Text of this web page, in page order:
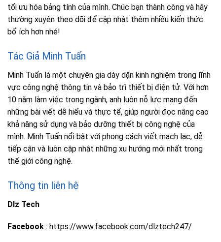
tối ưu hóa bảng tính của mình. Chúc bạn thành công và hãy
thường xuyên theo dõi để cập nhật thêm nhiều kiến thức
bổ ích hơn nhé!
Tác Giả Minh Tuấn
Minh Tuấn là một chuyên gia dày dặn kinh nghiệm trong lĩnh
vực công nghệ thông tin và bảo trì thiết bị điện tử. Với hơn
10 năm làm việc trong ngành, anh luôn nỗ lực mang đến
những bài viết dễ hiểu và thực tế, giúp người đọc nâng cao
khả năng sử dụng và bảo dưỡng thiết bị công nghệ của
mình. Minh Tuấn nổi bật với phong cách viết mạch lạc, dễ
tiếp cận và luôn cập nhật những xu hướng mới nhất trong
thế giới công nghệ.
Thông tin liên hệ
Dlz Tech
Facebook : https://www.facebook.com/dlztech247/